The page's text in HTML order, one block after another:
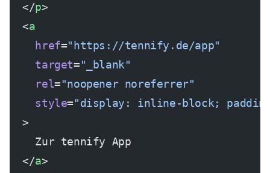
  </
p>
  <
a
    href
="https://tennify.de/app"
    target
="_blank"
    rel
="noopener noreferrer"
    style
="display: inline-block;
  >
    Zur tennify App
  </
a>